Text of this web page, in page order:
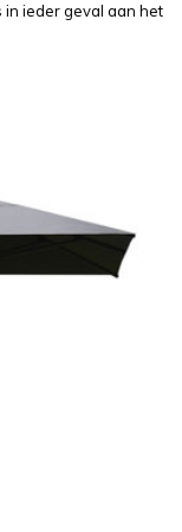
ieder geval aan het